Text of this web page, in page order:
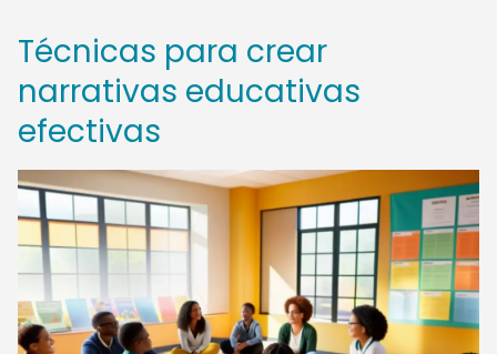
Técnicas para crear
narrativas educativas
efectivas